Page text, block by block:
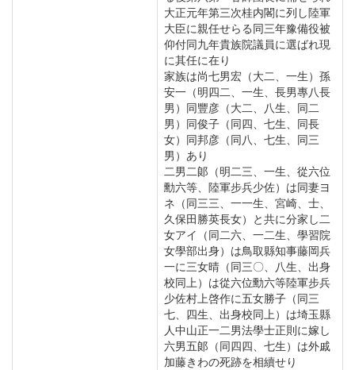
大正元年第三次桂内閣に列し陸軍
大臣に親任せらる同三年豫備役被
仰付同九年貴族院議員に選ばれ現
に其任に在り
家族は尚七男宏（大二、一生）孫
安一（明四二、一生、長男專八長
男）同豐彦（大二、八生、同二
男）同俊子（同四、七生、同長
女）同邦彦（同八、七生、同三
男）あり
二男二郞（明二三、一生、從六位
勳六等、陸軍步兵少佐）は同妻ヨ
ネ（同三三、一一生、宮崎、士、
久保田勝英長女）と共に分家し二
女アイ（同二六、一二生、學習院
女學部出身）は鳥取縣知事藤岡兵
一に三女晴（同三〇、八生、出身
校同上）は從六位勳六等陸軍步兵
少佐村上啓作に五女勝子（同三
七、四生、出身校同上）は埼玉縣
人中山正一二男法學士正則に嫁し
六男五郞（同四四、七生）は外戚
加藤きわの死跡を相續せり